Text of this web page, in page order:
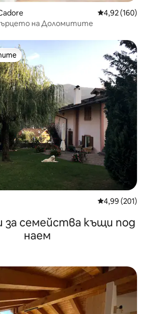
Средна
4,92 (160)
на Доломитите
на гостите
Средна
4,99 (201)
за семейства къщи под
наем